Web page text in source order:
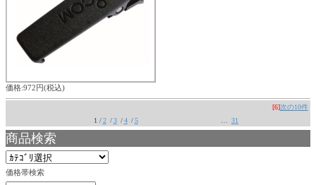
価格:972円(税込)
[6]次の10件
1 / 2 / 3 / 4 / 5 31
商品検索
価格帯検索